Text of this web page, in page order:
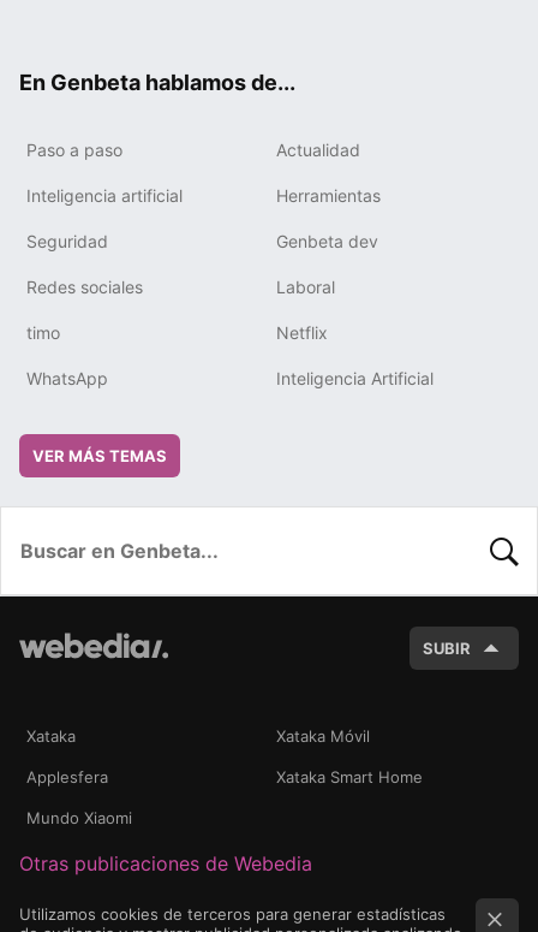
En Genbeta hablamos de...
Paso a paso Actualidad
Inteligencia artificial Herramientas
Seguridad Genbeta dev
Redes sociales Laboral
timo Netflix
WhatsApp Inteligencia Artificial
VER MÁS TEMAS
SUBIR
Xataka Xataka Móvil
Applesfera Xataka Smart Home
Mundo Xiaomi
Otras publicaciones de Webedia
Utilizamos cookies de terceros para generar estadísticas